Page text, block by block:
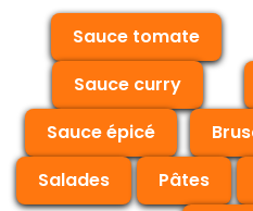
Sauce tomate
Sauce curry
Sauce épicé
Salades
Pâtes